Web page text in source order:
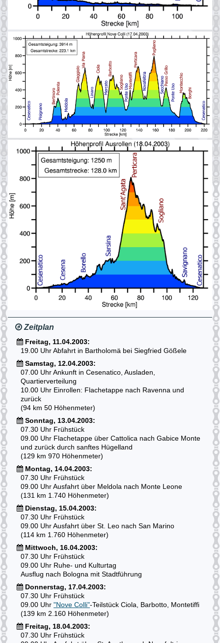
Zeitplan
Freitag, 11.04.2003:
19.00 Uhr Abfahrt in Bartholomä bei Siegfried Gößele
Samstag, 12.04.2003:
07.00 Uhr Ankunft in Cesenatico, Ausladen,
Quartierverteilung
10.00 Uhr Einrollen: Flachetappe nach Ravenna und
zurück
(94 km 50 Höhenmeter)
Sonntag, 13.04.2003:
07.30 Uhr Frühstück
09.00 Uhr Flachetappe über Cattolica nach Gabice Monte
und zurück durch sanftes Hügelland
(129 km 970 Höhenmeter)
Montag, 14.04.2003:
07.30 Uhr Frühstück
09.00 Uhr Ausfahrt über Meldola nach Monte Leone
(131 km 1.740 Höhenmeter)
Dienstag, 15.04.2003:
07.30 Uhr Frühstück
09.00 Uhr Ausfahrt über St. Leo nach San Marino
(114 km 1.760 Höhenmeter)
Mittwoch, 16.04.2003:
07.30 Uhr Frühstück
09.00 Uhr Ruhe- und Kulturtag
Ausflug nach Bologna mit Stadtführung
Donnerstag, 17.04.2003:
07.30 Uhr Frühstück
09.00 Uhr "Nove Colli"-Teilstück Ciola, Barbotto, Montetiffi
(139 km 2.160 Höhenmeter)
Freitag, 18.04.2003:
07.30 Uhr Frühstück